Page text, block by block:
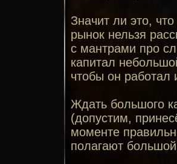
Значит ли это,
рынок нельзя
с мантрами про
капитал
чтобы он работал
Ждать большого
(допустим,
моменте
полагают